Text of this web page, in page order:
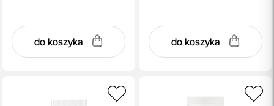
do koszyka do koszyka